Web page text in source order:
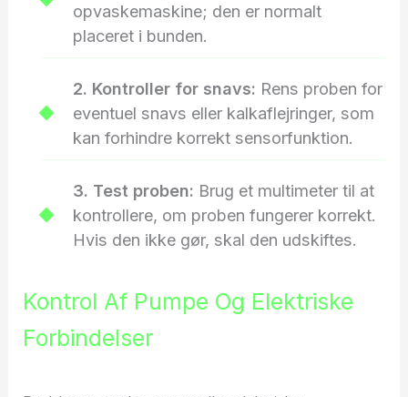
opvaskemaskine; den er normalt
placeret i bunden.
2. Kontroller for snavs: Rens proben for
eventuel snavs eller kalkaflejringer, som
kan forhindre korrekt sensorfunktion.
3. Test proben: Brug et multimeter til at
kontrollere, om proben fungerer korrekt.
Hvis den ikke gør, skal den udskiftes.
Kontrol Af Pumpe Og Elektriske
Forbindelser